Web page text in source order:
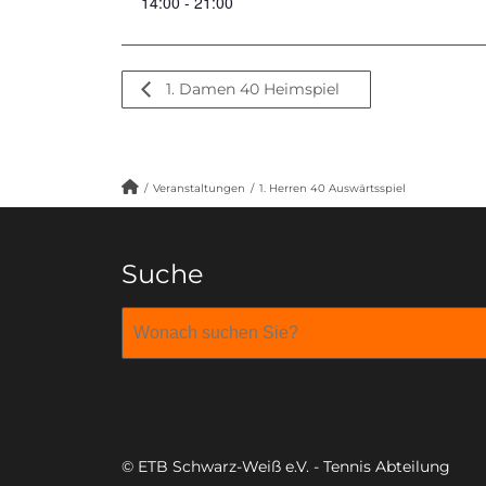
1. Damen 40 Heimspiel
/ Veranstaltungen / 1. Herren 40 Auswärtsspiel
Suche
© ETB Schwarz-Weiß e.V. - Tennis Abteilung